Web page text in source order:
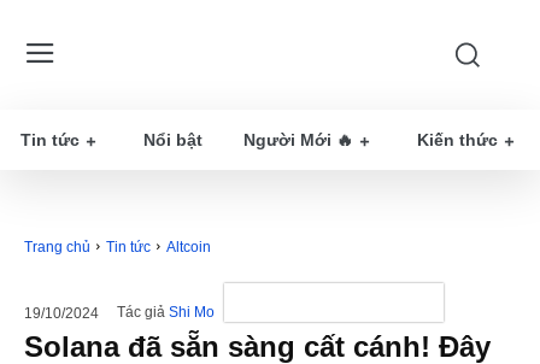
Tin tức Nổi bật Người Mới 🔥 Kiến thức
Trang chủ Tin tức Altcoin
19/10/2024 Tác giả Shi Mo
Solana đã sẵn sàng cất cánh! Đây